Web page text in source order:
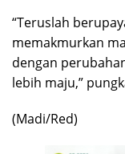
“Teruslah
memakmurkan
dengan
lebih maju,”
(Madi/Red)